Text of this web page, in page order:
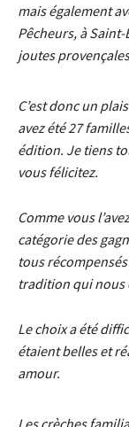
mais également
Pêcheurs, à
joutes
C’est donc un
avez été 27
édition. Je tiens
vous félicitez.
Comme vous
catégorie des
tous
tradition qui nous
Le choix a été
étaient belles et
amour.
Les crèches